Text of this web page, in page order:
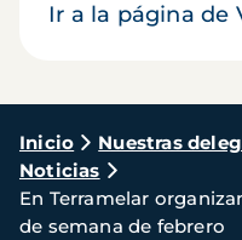
Ir a la página de
Ruta
de
navegación
Inicio Nuestras
Noticias
En Terramelar
de semana de febrero